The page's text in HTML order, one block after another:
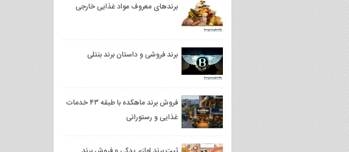
برندهای معروف مواد غذایی خارجی
برند فروشی و داستان برند بنتلی
فروش برند ماهكده با طبقه ۴۳ خدمات
غذایی و رستورانی